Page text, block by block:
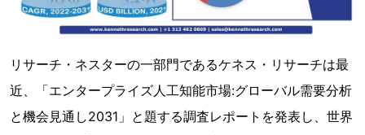
リサーチ・ネスターの一部門であるケネス・リサーチは最
近、「エンタープライズ人工知能市場:グローバル需要分析
と機会見通し2031」と題する調査レポートを発表し、世界